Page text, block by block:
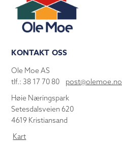
KONTAKT OSS
Ole Moe AS
tlf.: 38 17 70 80 post@olemoe.no
Høie Næringspark
Setesdalsveien 620
4619 Kristiansand
Kart